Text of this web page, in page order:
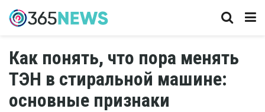
Как понять, что пора менять
ТЭН в стиральной машине:
основные признаки